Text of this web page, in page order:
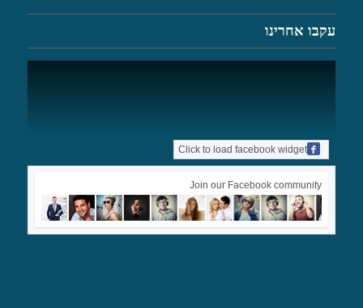
עקבו אחרינו
Click to load facebook widget
Join our Facebook community